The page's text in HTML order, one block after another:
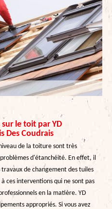
le toit par YD
Des Coudrais
de la toiture sont très
d'étanchéité. En effet, il
de changement des tuiles
ces interventions qui ne sont pas
en la matière. YD
appropriés. Si vous avez